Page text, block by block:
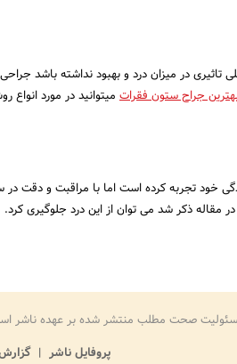
در میزان درد و بهبود نداشته باشد
جراح ستون فقرات میتوانید در مورد انواع
خود تجربه کرده است اما با مراقبت و دقت
مقاله ذکر شد می توان از این درد جلوگیری کرد.
مسئولیت صحت مطلب منتشر شده بر عهده ناشر
پروفایل ناشر